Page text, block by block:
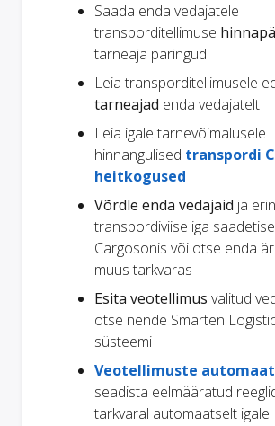
Saada enda vedajatele
transporditellimuse
tarneaja päringud
Leia transporditellimusele
tarneajad enda vedajatelt
Leia igale tarnevõimalusele
hinnangulised transpordi
heitkogused
Võrdle enda vedajaid ja
transpordiviise iga
Cargosonis või otse enda
muus tarkvaras
Esita veotellimus valitud
otse nende Smarten
süsteemi
Veotellimuste
seadista eelmääratud
tarkvaral automaatselt igale